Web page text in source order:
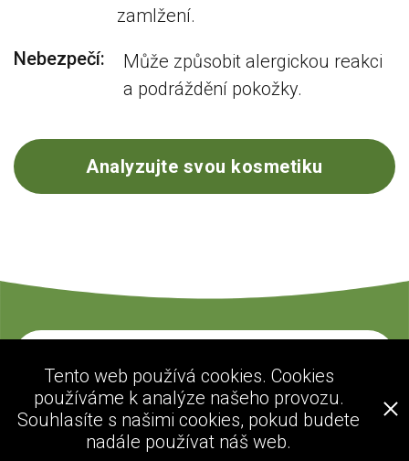
zamlžení.
Nebezpečí:
Může způsobit alergickou reakci
a podráždění pokožky.
Analyzujte svou kosmetiku
ecogolik.com
Tento web používá cookies. Cookies
používáme k analýze našeho provozu.
Souhlasíte s našimi cookies, pokud budete
nadále používat náš web.